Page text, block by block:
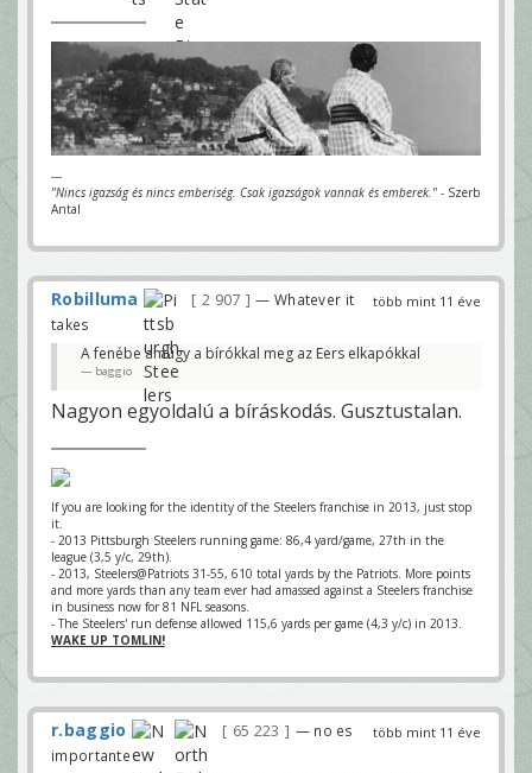
---
"Nincs igazság és nincs emberiség. Csak igazságok vannak és emberek." - Szerb
Antal
több mint 11 éve
Robilluma 2 907
— Whatever it
takes
A fenébe amúgy a bírókkal meg az Eers elkapókkal
baggio
Nagyon egyoldalú a bíráskodás. Gusztustalan.
If you are looking for the identity of the Steelers franchise in 2013, just stop
it.
- 2013 Pittsburgh Steelers running game: 86,4 yard/game, 27th in the
league (3,5 y/c, 29th).
- 2013, Steelers@Patriots 31-55, 610 total yards by the Patriots. More points
and more yards than any team ever had amassed against a Steelers franchise
in business now for 81 NFL seasons.
- The Steelers' run defense allowed 115,6 yards per game (4,3 y/c) in 2013.
WAKE UP TOMLIN!
több mint 11 éve
r.baggio 65 223
— no es
importante